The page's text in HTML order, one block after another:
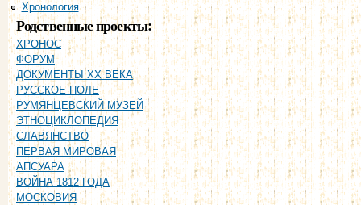
Хронология
Родственные проекты:
ХРОНОС
ФОРУМ
ДОКУМЕНТЫ XX ВЕКА
РУССКОЕ ПОЛЕ
РУМЯНЦЕВСКИЙ МУЗЕЙ
ЭТНОЦИКЛОПЕДИЯ
СЛАВЯНСТВО
ПЕРВАЯ МИРОВАЯ
АПСУАРА
ВОЙНА 1812 ГОДА
МОСКОВИЯ